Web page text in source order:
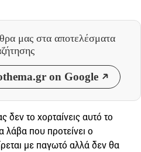
μας στα αποτελέσματα
on Google
δεν το χορταίνεις αυτό το
λάβα που προτείνει ο
με παγωτό αλλά δεν θα